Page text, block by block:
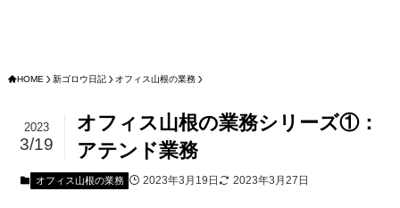
HOME 新ゴロウ日記 オフィス山根の業務
オフィス山根の業務シリーズ①：
アテンド業務
2023
3/19
オフィス山根の業務 2023年3月19日 2023年3月27日